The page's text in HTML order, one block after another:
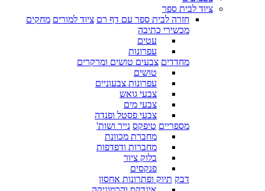
ציוד לבית ספר
חזרה לבית ספר עם דף רם ציוד למורים מחקים
מכשירי כתיבה
עטים
עפרונות
מחדדים צבעים טושים ומרקרים
טושים
עפרונות צבעוניים
צבעי גואש
צבעי מים
צבעי פסטל ופנדה
מספריים טיפקס נייר ושות'
מחברת מכוונת
מחברות ודפדפות
בלוק ציור
פנקסים
דבק תיוק ופתרונות אחסון